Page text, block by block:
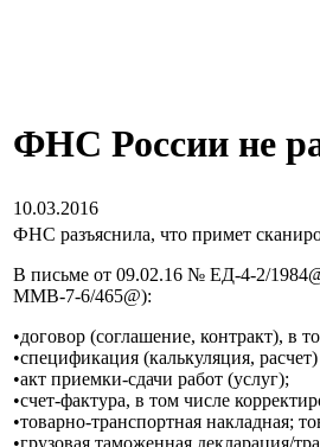
ФНС России не
10.03.2016
ФНС разъяснила, что примет
В письме от 09.02.16 № ЕД-4-2/
ММВ-7-6/465@):
•договор (соглашение, контракт), в
•спецификация (калькуляция,
•акт приемки-сдачи работ (услуг);
•счет-фактура, в том числе
•товарно-транспортная накладная;
•грузовая таможенная декларация/